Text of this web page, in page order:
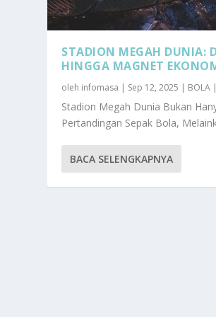
STADION MEGAH DUNIA:
HINGGA MAGNET
oleh infomasa | Sep 12, 2025 | BOLA |
Stadion Megah Dunia Bukan
Pertandingan Sepak Bola,
BACA SELENGKAPNYA